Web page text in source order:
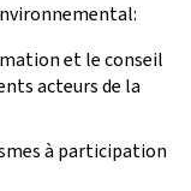
et le conseil
acteurs de la
à participation